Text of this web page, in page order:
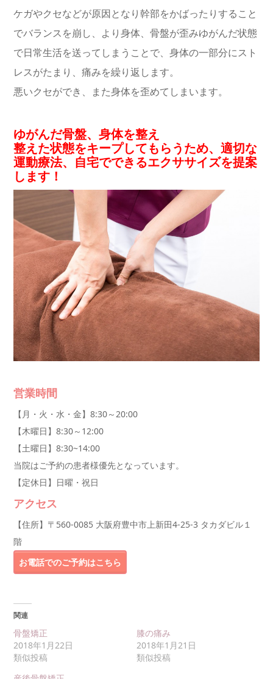
ケガやクセなどが原因となり幹部をかばったりすること
でバランスを崩し、より身体、骨盤が歪みゆがんだ状態
で日常生活を送ってしまうことで、身体の一部分にスト
レスがたまり、痛みを繰り返します。
悪いクセができ、また身体を歪めてしまいます。
ゆがんだ骨盤、身体を整え
整えた状態をキープしてもらうため、適切な
運動療法、自宅でできるエクササイズを提案
します！
営業時間
【月・火・水・金】8:30～20:00
【木曜日】8:30～12:00
【土曜日】8:30~14:00
当院はご予約の患者様優先となっています。
【定休日】日曜・祝日
アクセス
【住所】〒560-0085 大阪府豊中市上新田4-25-3 タカダビル１
階
お電話でのご予約はこちら
関連
骨盤矯正
2018年1月22日
類似投稿
膝の痛み
2018年1月21日
類似投稿